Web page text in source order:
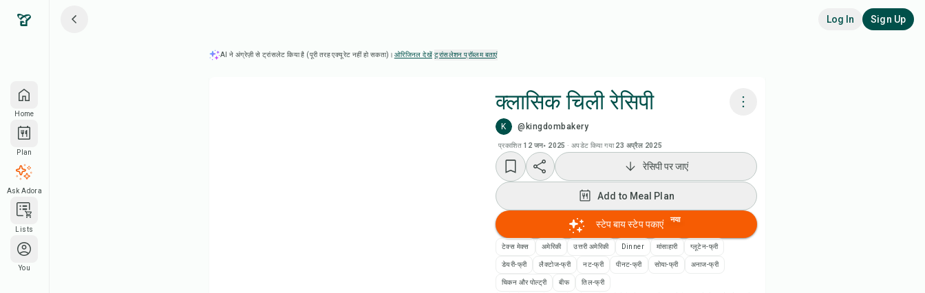
Home
Plan
Ask Adora
Lists
You
Log In Sign Up
AI ने अंग्रेज़ी से ट्रांसलेट किया है (पूरी तरह एक्यूरेट नहीं हो सकता)। ओरिजिनल देखें·ट्रांसलेशन प्रॉब्लम बताएं
क्लासिक चिली रेसिपी
K @kingdombakery
प्रकाशित 12 जन॰ 2025 ·अपडेट किया गया 23 अप्रैल 2025
Add to Meal Plan
Add to Shopping List
रेसिपी नोट्स
रेसिपी प्रिंट करें
रेसिपी पर जाएं
Add to Meal Plan
स्टेप बाय स्टेप पकाएं नया
टेक्स मेक्स अमेरिकी उत्तरी अमेरिकी Dinner मांसाहारी ग्लूटेन-फ्री
डेयरी-फ्री लैक्टोज-फ्री नट-फ्री पीनट-फ्री सोया-फ्री अनाज-फ्री
चिकन और पोल्ट्री बीफ
तिल-फ्री